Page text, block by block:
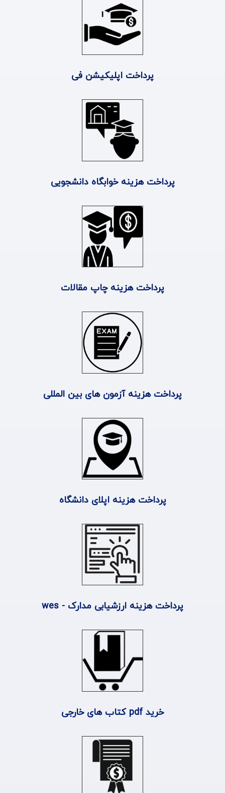
پرداخت اپلیکیشن فی
پرداخت هزینه خوابگاه دانشجویی
پرداخت هزینه چاپ مقالات
پرداخت هزینه آزمون های بین المللی
پرداخت هزینه اپلای دانشگاه
پرداخت هزینه ارزشیابی مدارک - wes
خرید pdf کتاب های خارجی